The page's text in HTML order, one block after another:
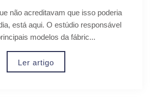
não acreditavam que isso poderia
está aqui. O estúdio responsável
modelos da fábric...
Ler artigo